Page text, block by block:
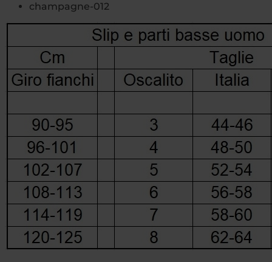
champagne-012